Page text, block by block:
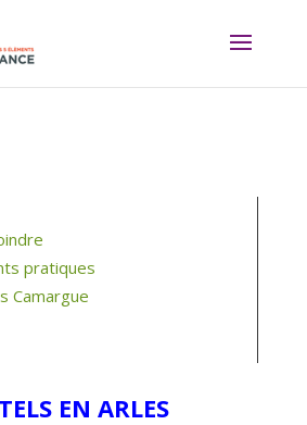
pratiques
Camargue
EN ARLES